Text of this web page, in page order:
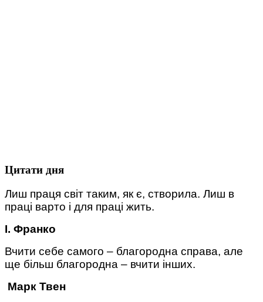
Цитати дня
Лиш праця світ таким, як є, створила. Лиш в
праці варто і для праці жить.
І. Франко
Вчити себе самого – благородна справа, але
ще більш благородна – вчити інших.
Марк Твен